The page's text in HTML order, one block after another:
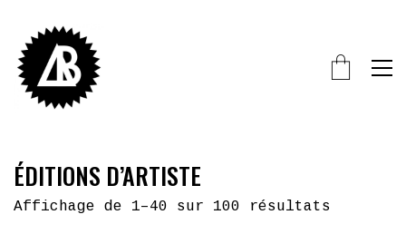
ÉDITIONS D’ARTISTE
Affichage de 1–40 sur 100 résultats